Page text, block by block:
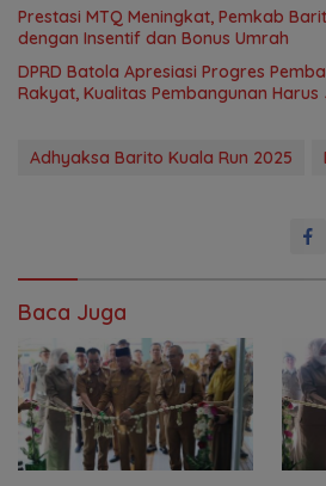
Prestasi MTQ Meningkat, Pemkab
dengan Insentif dan Bonus Umrah
DPRD Batola Apresiasi Progres
Rakyat, Kualitas Pembangunan
Adhyaksa Barito Kuala Run 2025
Baca Juga